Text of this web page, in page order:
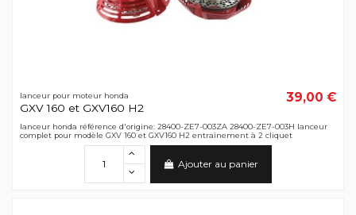
lanceur pour moteur honda
GXV 160 et GXV160 H2
39,00 €
lanceur honda référence d'origine: 28400-ZE7-003ZA 28400-ZE7-003H lanceur
complet pour modèle GXV 160 et GXV160 H2 entrainement à 2 cliquet
Ajouter au panier